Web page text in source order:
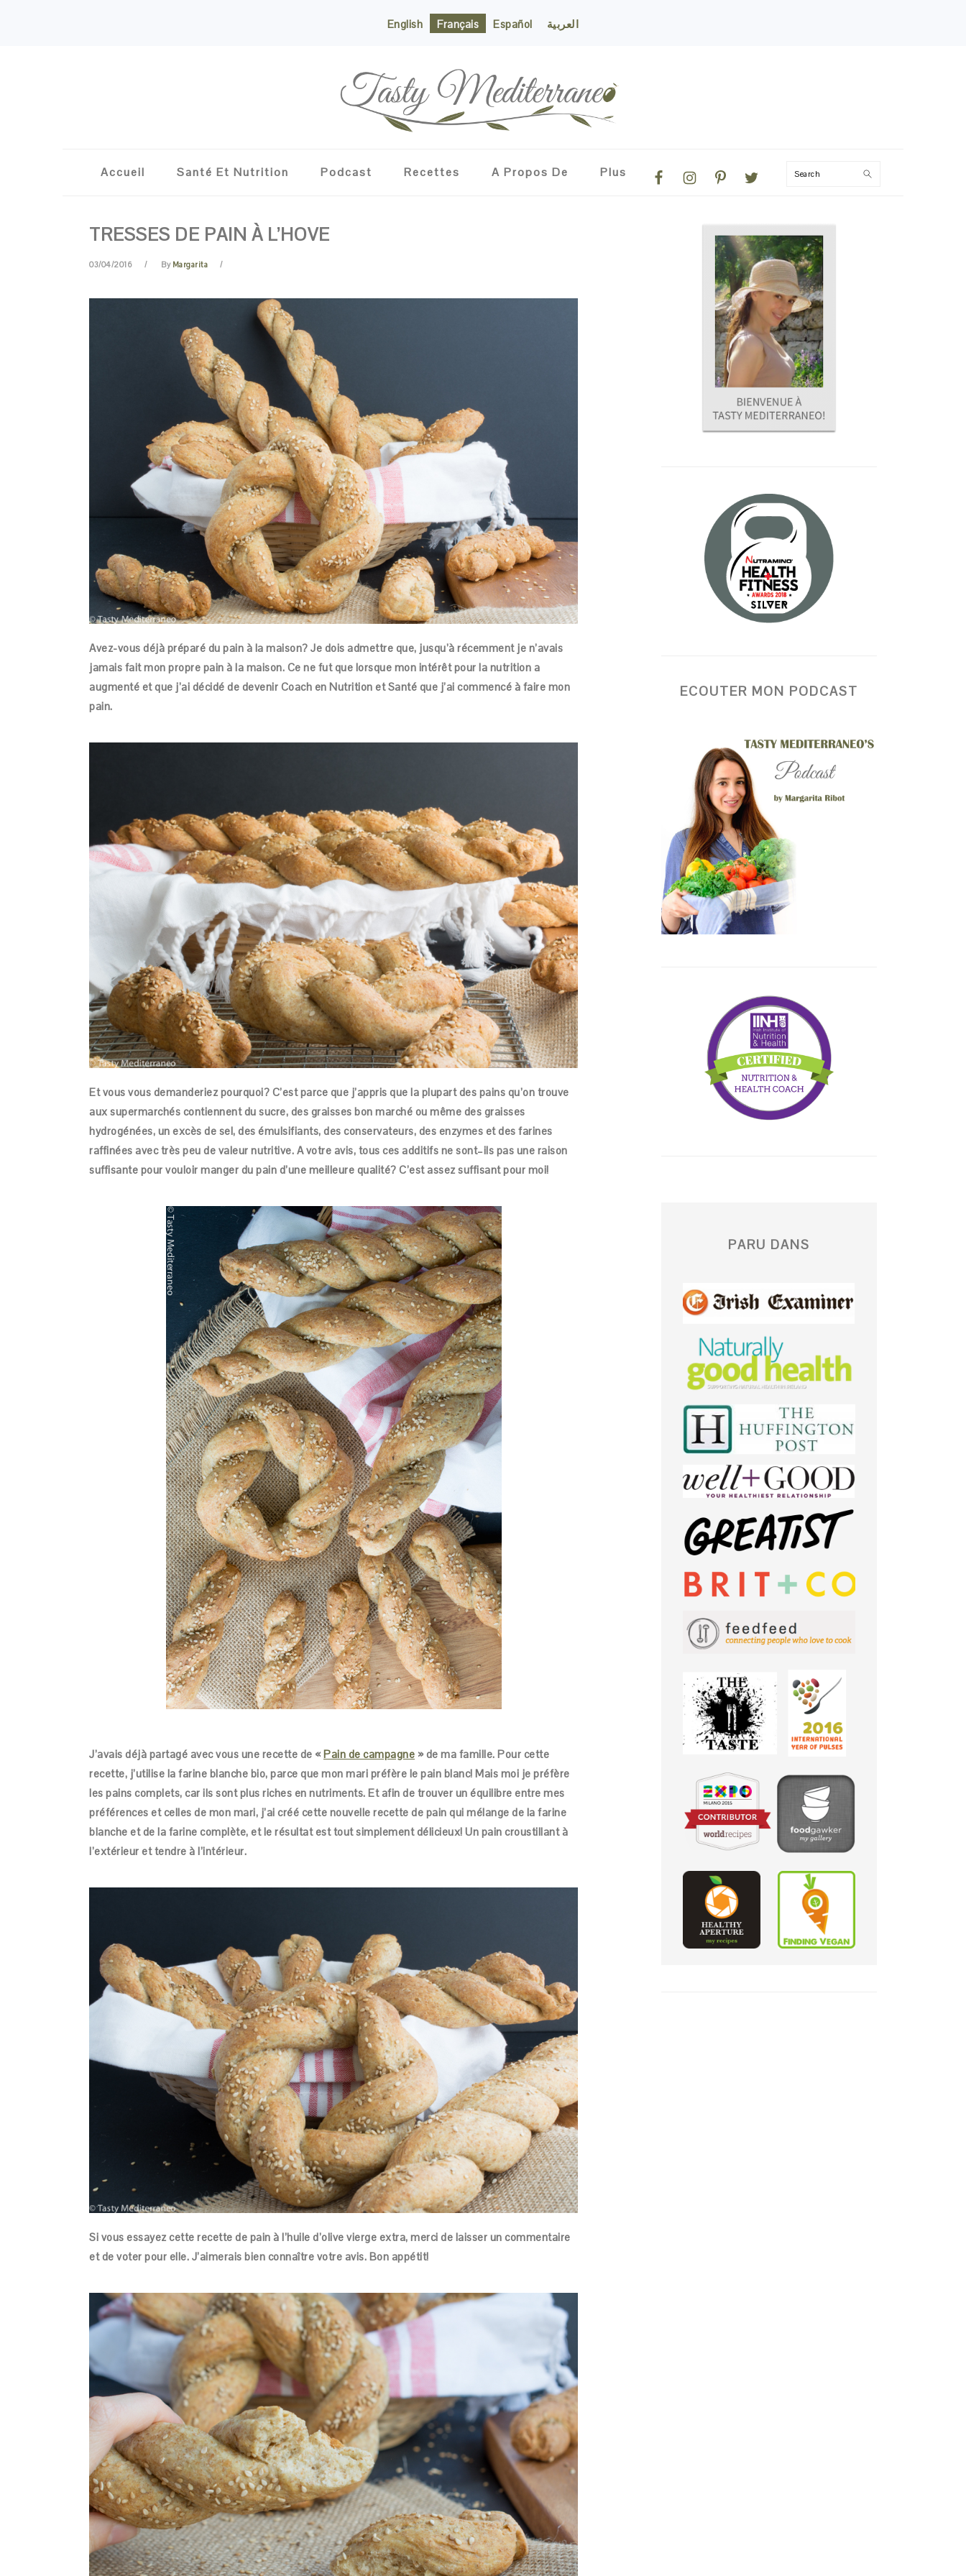
English Français Español العربية
Accueil Santé Et Nutrition Podcast Recettes A Propos De Plus
NAVIGATION
MENU:
Search
TRESSES DE PAIN À L’HOVE
03/04/2016 By Margarita
Avez-vous déjà préparé du pain à la maison? Je dois admettre que, jusqu’à récemment je n’avais
jamais fait mon propre pain à la maison. Ce ne fut que lorsque mon intérêt pour la nutrition a
augmenté et que j’ai décidé de devenir Coach en Nutrition et Santé que j’ai commencé à faire mon
pain.
Et vous vous demanderiez pourquoi? C’est parce que j’appris que la plupart des pains qu’on trouve
aux supermarchés contiennent du sucre, des graisses bon marché ou même des graisses
hydrogénées, un excès de sel, des émulsifiants, des conservateurs, des enzymes et des farines
raffinées avec très peu de valeur nutritive. A votre avis, tous ces additifs ne sont–ils pas une raison
suffisante pour vouloir manger du pain d’une meilleure qualité? C’est assez suffisant pour moi!
J’avais déjà partagé avec vous une recette de « Pain de campagne » de ma famille. Pour cette
recette, j’utilise la farine blanche bio, parce que mon mari préfère le pain blanc! Mais moi je préfère
les pains complets, car ils sont plus riches en nutriments. Et afin de trouver un équilibre entre mes
préférences et celles de mon mari, j’ai créé cette nouvelle recette de pain qui mélange de la farine
blanche et de la farine complète, et le résultat est tout simplement délicieux! Un pain croustillant à
l’extérieur et tendre à l’intérieur.
Si vous essayez cette recette de pain à l’huile d’olive vierge extra, merci de laisser un commentaire
et de voter pour elle. J’aimerais bien connaître votre avis. Bon appétit!
PRIMARY
SIDEBAR
ECOUTER MON PODCAST
PARU DANS